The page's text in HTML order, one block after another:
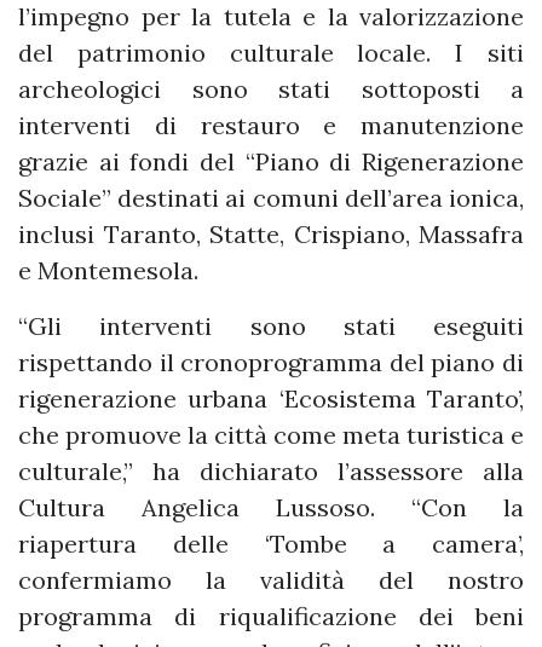
l’impegno per la tutela e la valorizzazione
del patrimonio culturale locale. I siti
archeologici sono stati sottoposti a
interventi di restauro e manutenzione
grazie ai fondi del “Piano di Rigenerazione
Sociale” destinati ai comuni dell’area ionica,
inclusi Taranto, Statte, Crispiano, Massafra
e Montemesola.
“Gli interventi sono stati eseguiti
rispettando il cronoprogramma del piano di
rigenerazione urbana ‘Ecosistema Taranto’,
che promuove la città come meta turistica e
culturale,” ha dichiarato l’assessore alla
Cultura Angelica Lussoso. “Con la
riapertura delle ‘Tombe a camera’,
confermiamo la validità del nostro
programma di riqualificazione dei beni